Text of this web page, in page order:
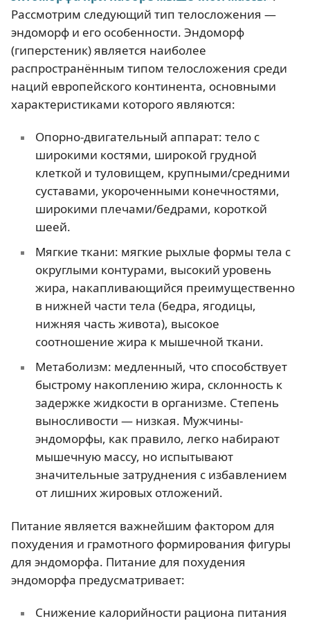
Рассмотрим следующий тип телосложения —
эндоморф и его особенности. Эндоморф
(гиперстеник) является наиболее
распространённым типом телосложения среди
наций европейского континента, основными
характеристиками которого являются:
Опорно-двигательный аппарат: тело с
широкими костями, широкой грудной
клеткой и туловищем, крупными/средними
суставами, укороченными конечностями,
широкими плечами/бедрами, короткой
шеей.
Мягкие ткани: мягкие рыхлые формы тела с
округлыми контурами, высокий уровень
жира, накапливающийся преимущественно
в нижней части тела (бедра, ягодицы,
нижняя часть живота), высокое
соотношение жира к мышечной ткани.
Метаболизм: медленный, что способствует
быстрому накоплению жира, склонность к
задержке жидкости в организме. Степень
выносливости — низкая. Мужчины-
эндоморфы, как правило, легко набирают
мышечную массу, но испытывают
значительные затруднения с избавлением
от лишних жировых отложений.
Питание является важнейшим фактором для
похудения и грамотного формирования фигуры
для эндоморфа. Питание для похудения
эндоморфа предусматривает:
Снижение калорийности рациона питания